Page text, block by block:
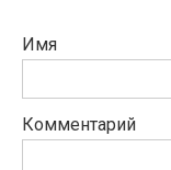
Имя
Комментарий